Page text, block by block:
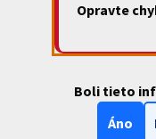
Opravte
Boli tieto
Áno